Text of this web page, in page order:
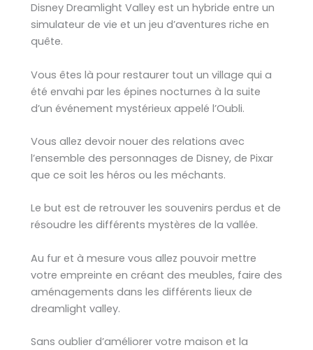
Disney Dreamlight Valley est un hybride entre un
simulateur de vie et un jeu d’aventures riche en
quête.
Vous êtes là pour restaurer tout un village qui a
été envahi par les épines nocturnes à la suite
d’un événement mystérieux appelé l’Oubli.
Vous allez devoir nouer des relations avec
l’ensemble des personnages de Disney, de Pixar
que ce soit les héros ou les méchants.
Le but est de retrouver les souvenirs perdus et de
résoudre les différents mystères de la vallée.
Au fur et à mesure vous allez pouvoir mettre
votre empreinte en créant des meubles, faire des
aménagements dans les différents lieux de
dreamlight valley.
Sans oublier d’améliorer votre maison et la